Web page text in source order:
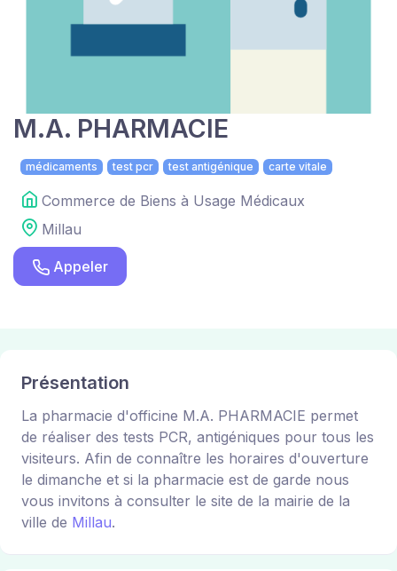
M.A. PHARMACIE
médicaments test pcr test antigénique carte vitale
Commerce de Biens à Usage Médicaux
Millau
Appeler
Présentation
La pharmacie d'officine M.A. PHARMACIE permet
de réaliser des tests PCR, antigéniques pour tous les
visiteurs. Afin de connaître les horaires d'ouverture
le dimanche et si la pharmacie est de garde nous
vous invitons à consulter le site de la mairie de la
ville de Millau.